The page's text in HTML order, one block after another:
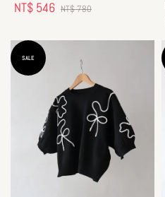
Sale
NT$ 546 Regular
NT$ 780
SALE